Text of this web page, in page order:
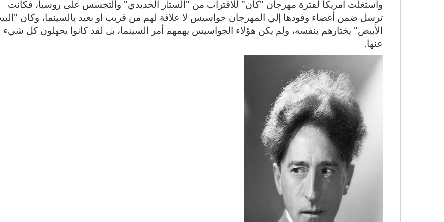
واستغلت أمريكا لفترة مهرجان "كان" للاقتراب من "الستار الحديدي" والتجسس على روسيا، فكانت
ترسل ضمن أعضاء وفودها إلي المهرجان جواسيس لا علاقة لهم من قريب او بعيد بالسينما، وكان
الأبيض" يختارهم بنفسه، ولم يكن هؤلاء الجواسيس يهمهم أمر السينما، بل لقد كانوا يجهلون كل شيء
عنها.